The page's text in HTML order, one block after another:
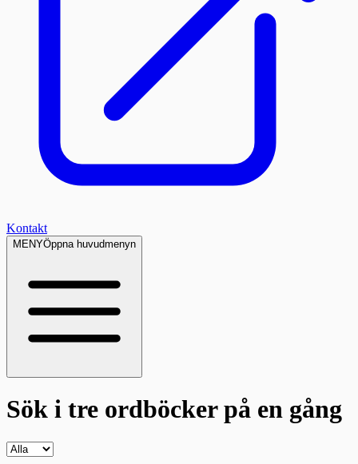
Kontakt
MENYÖppna huvudmenyn
Sök i tre ordböckerpå en gång